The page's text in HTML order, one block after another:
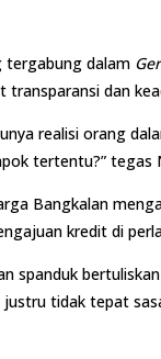
tergabung dalam
dan
realisi orang
tertentu?”
Bangkalan
kredit di
spanduk
justru tidak tepat